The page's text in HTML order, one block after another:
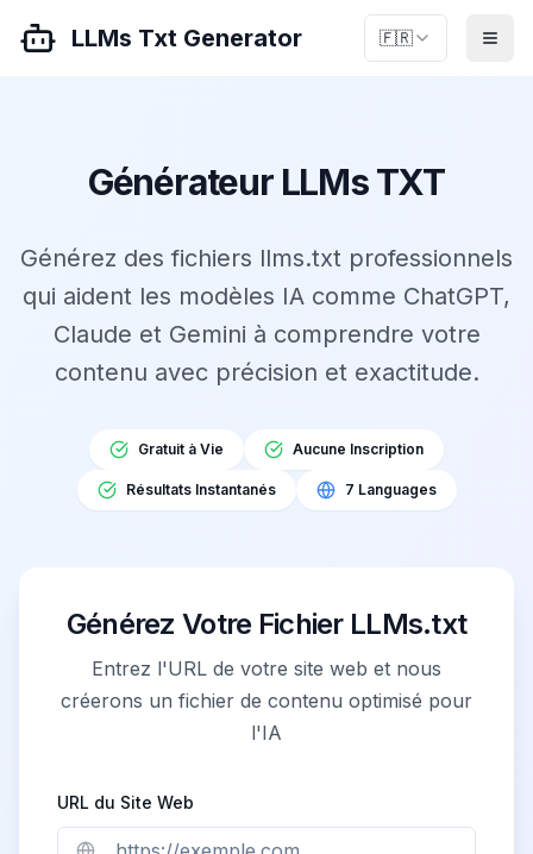
LLMs Txt Generator 🇫🇷
Générateur LLMs TXT
Générez des fichiers llms.txt professionnels
qui aident les modèles IA comme ChatGPT,
Claude et Gemini à comprendre votre
contenu avec précision et exactitude.
Gratuit à Vie Aucune Inscription
Résultats Instantanés 7 Languages
Générez Votre Fichier LLMs.txt
Entrez l'URL de votre site web et nous
créerons un fichier de contenu optimisé pour
l'IA
URL du Site Web